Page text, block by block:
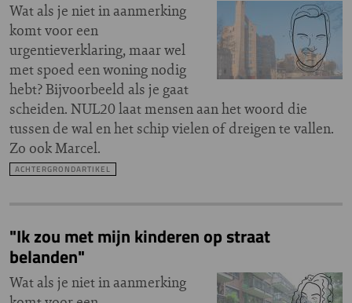
Wat als je niet in aanmerking
komt voor een
urgentieverklaring, maar wel
met spoed een woning nodig
hebt? Bijvoorbeeld als je gaat
scheiden. NUL20 laat mensen aan het woord die
tussen de wal en het schip vielen of dreigen te vallen.
Zo ook Marcel.
ACHTERGRONDARTIKEL
"Ik zou met mijn kinderen op straat
belanden"
Wat als je niet in aanmerking